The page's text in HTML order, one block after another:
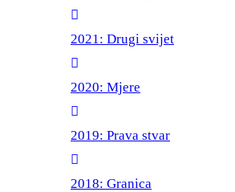
2021: Drugi svijet
2020: Mjere
2019: Prava stvar
2018: Granica